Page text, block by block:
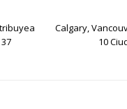
Calgary,
10